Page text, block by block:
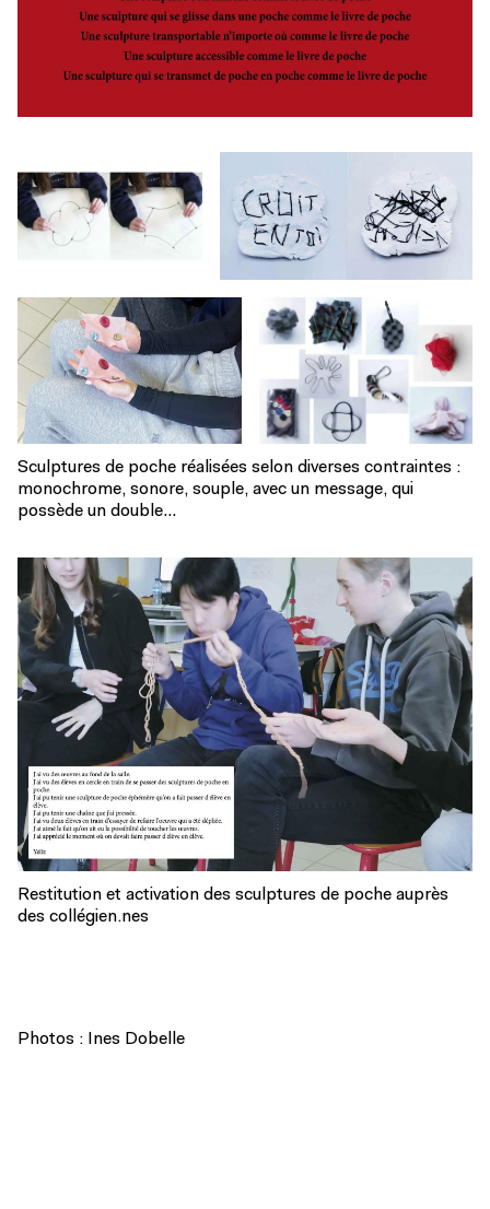
Sculptures de poche réalisées selon diverses contraintes :
monochrome, sonore, souple, avec un message, qui
possède un double…
Restitution et activation des sculptures de poche auprès
des collégien.nes
Photos : Ines Dobelle